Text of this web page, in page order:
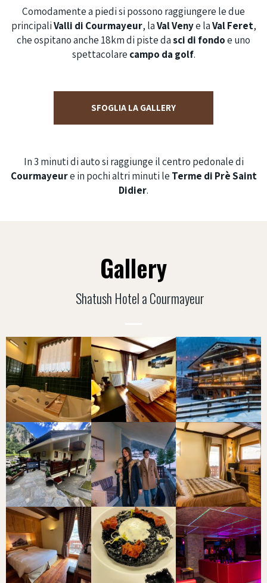
Comodamente a piedi si possono raggiungere le due
principaliValli di Courmayeur, laVal Venye laVal Feret,
che ospitano anche 18km di piste dasci di fondoe uno
spettacolare campo da golf.
SFOGLIA LA GALLERY
In 3 minuti di auto si raggiunge il centro pedonale di
Courmayeure in pochi altri minuti le Terme di Prè Saint
Didier.
Gallery
Shatush Hotel a Courmayeur